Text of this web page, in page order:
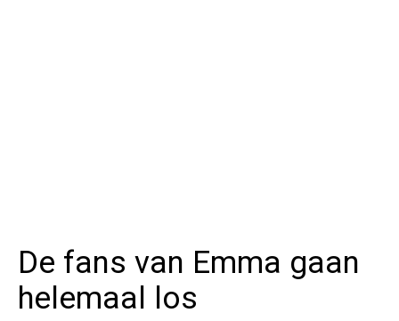
De fans van Emma gaan
helemaal los